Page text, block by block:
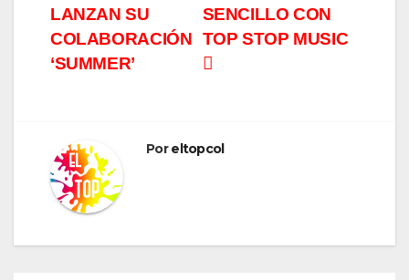
SENCILLO CON
TOP STOP MUSIC
LANZAN SU
COLABORACIÓN
‘SUMMER’
Poreltopcol